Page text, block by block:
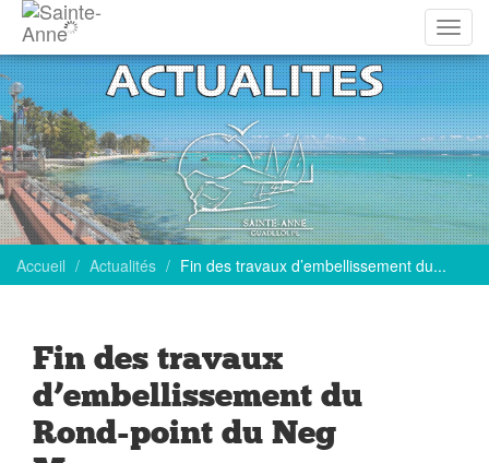
la
Accueil Actualités Fin des travaux d’embellissement du...
Fin des travaux
d’embellissement du
Rond-point du Neg